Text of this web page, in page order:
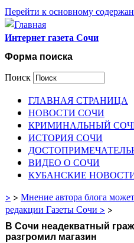
Перейти к основному
Интернет газета Сочи
Форма поиска
Поиск
ГЛАВНАЯ СТРАНИЦА
НОВОСТИ СОЧИ
КРИМИНАЛЬНЫЙ
ИСТОРИЯ СОЧИ
ВИДЕО О СОЧИ
КУБАНСКИЕ
> > Мнение автора блога
редакции Газеты Сочи > >
В Сочи неадекватный
разгромил магазин